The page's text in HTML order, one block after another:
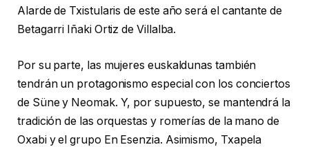
Alarde de Txistularis de este año será el cantante de
Betagarri Iñaki Ortiz de Villalba.
Por su parte, las mujeres euskaldunas también
tendrán un protagonismo especial con los conciertos
de Süne y Neomak. Y, por supuesto, se mantendrá la
tradición de las orquestas y romerías de la mano de
Oxabi y el grupo En Esenzia. Asimismo, Txapela